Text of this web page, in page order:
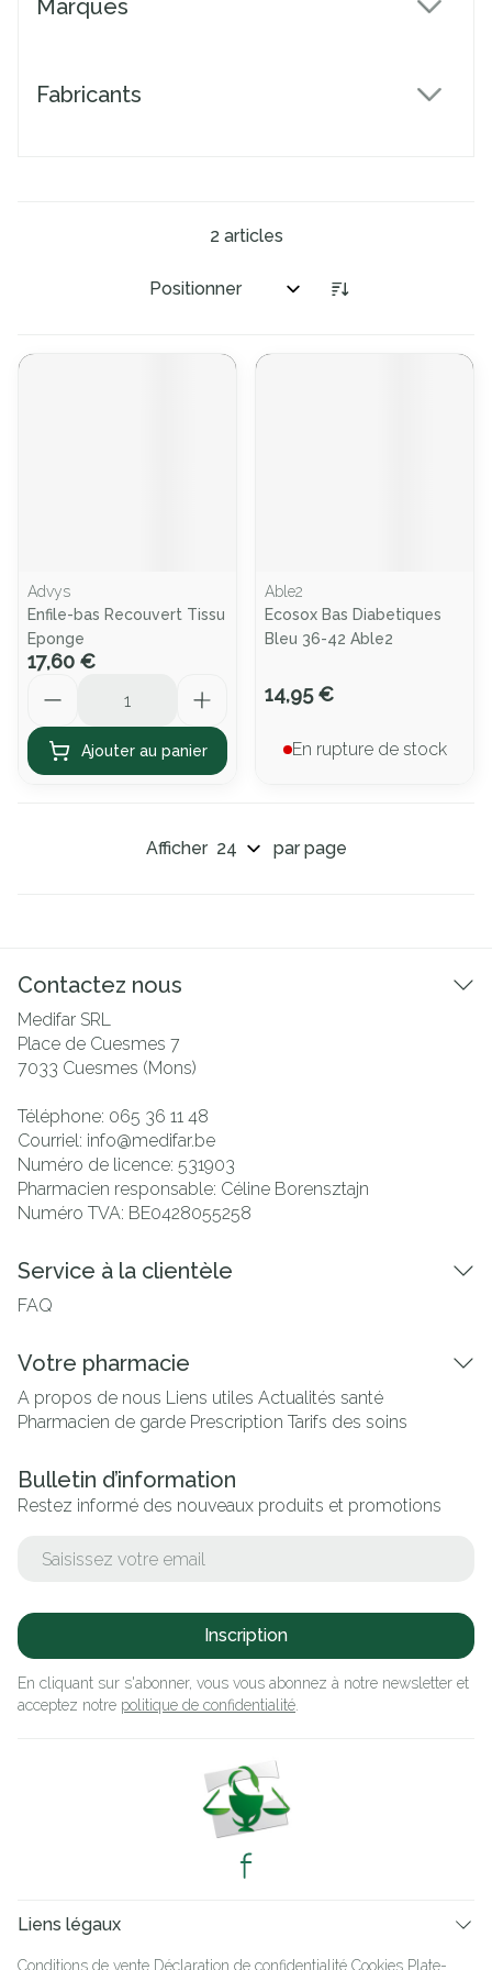
Marques
Fabricants
2articles
Trier par:
Advys
Enfile-bas Recouvert Tissu
Eponge
17,60 €
Ajouter au panier
Able2
Ecosox Bas Diabetiques
Bleu 36-42 Able2
14,95 €
En rupture de stock
Afficher par page
Contactez nous
Medifar SRL
Place de Cuesmes 7
7033 Cuesmes (Mons)
Téléphone: 065 36 11 48
Courriel: info@medifar.be
Numéro de licence: 531903
Pharmacien responsable: Céline Borensztajn
Numéro TVA: BE0428055258
Service à la clientèle
FAQ
Votre pharmacie
A propos de nous Liens utiles Actualités santé
Pharmacien de garde Prescription Tarifs des soins
Bulletin d’information
Restez informé des nouveaux produits et promotions
Inscription
En cliquant sur s'abonner, vous vous abonnez à notre newsletter et
acceptez notre politique de confidentialité
Liens légaux
Conditions de vente Déclaration de confidentialité Cookies Plate-